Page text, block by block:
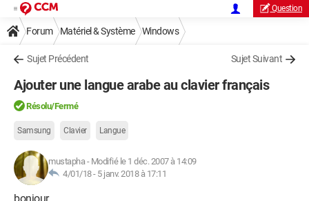
Question
Forum Matériel & Système Windows
Sujet Précédent Sujet Suivant
Ajouter une langue arabe au clavier français
Résolu/Fermé
Samsung Clavier Langue
mustapha- Modifié le 1 déc. 2007 à 14:09
4/01/18 - 5 janv. 2018 à 17:11